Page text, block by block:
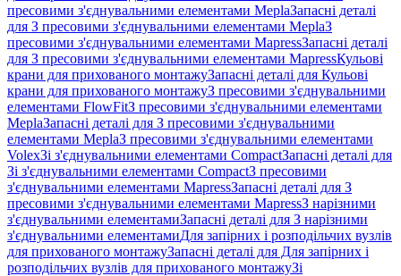
пресовими з'єднувальними елементами MeplaЗапасні деталі
для З пресовими з'єднувальними елементами MeplaЗ
пресовими з'єднувальними елементами MapressЗапасні деталі
для З пресовими з'єднувальними елементами MapressКульові
крани для прихованого монтажуЗапасні деталі для Кульові
крани для прихованого монтажуЗ пресовими з'єднувальними
елементами FlowFitЗ пресовими з'єднувальними елементами
MeplaЗапасні деталі для З пресовими з'єднувальними
елементами MeplaЗ пресовими з'єднувальними елементами
VolexЗі з'єднувальними елементами CompactЗапасні деталі для
Зі з'єднувальними елементами CompactЗ пресовими
з'єднувальними елементами MapressЗапасні деталі для З
пресовими з'єднувальними елементами MapressЗ нарізними
з'єднувальними елементамиЗапасні деталі для З нарізними
з'єднувальними елементамиДля запірних і розподільчих вузлів
для прихованого монтажуЗапасні деталі для Для запірних і
розподільчих вузлів для прихованого монтажуЗі